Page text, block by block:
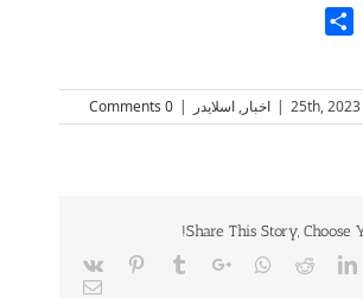
Email
| اخبار, اسلایدر |
0 Comments
Share This Story, Choose
LinkedIn
Reddit
Whatsapp
Google+
Tumblr
Pinterest
Vk
Email